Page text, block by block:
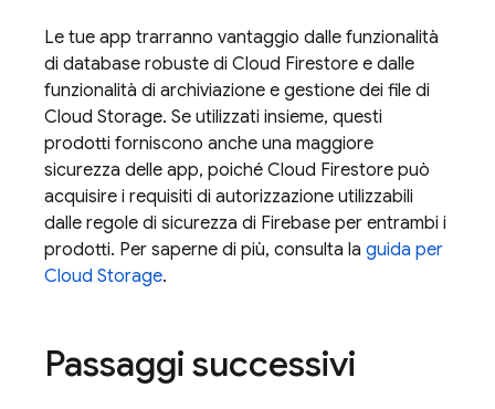
Le tue app trarranno vantaggio dalle funzionalità
di database robuste di Cloud Firestore e dalle
funzionalità di archiviazione e gestione dei file di
Cloud Storage. Se utilizzati insieme, questi
prodotti forniscono anche una maggiore
sicurezza delle app, poiché Cloud Firestore può
acquisire i requisiti di autorizzazione utilizzabili
dalle regole di sicurezza di Firebase per entrambi i
prodotti. Per saperne di più, consulta la guida per
Cloud Storage.
Passaggi successivi